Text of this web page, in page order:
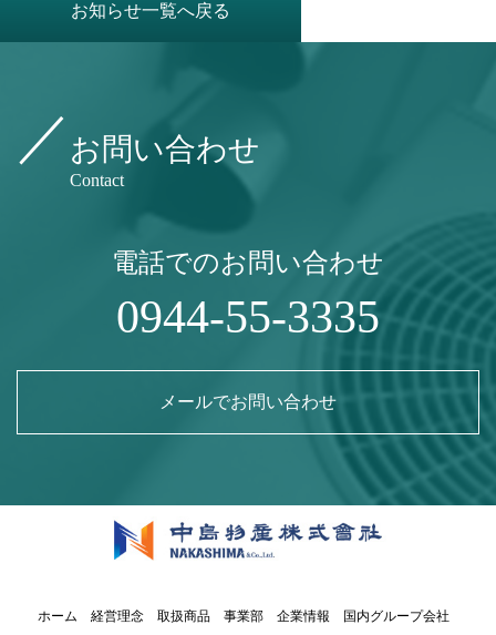
お知らせ一覧へ戻る
お問い合わせ
Contact
電話でのお問い合わせ
0944-55-3335
メールでお問い合わせ
ホーム 経営理念 取扱商品 事業部 企業情報 国内グループ会社